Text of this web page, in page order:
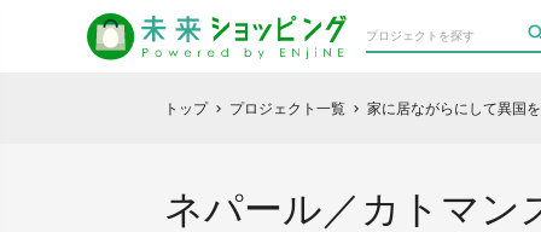
トップ chevron_right プロジェクト一覧 chevron_right 家に居ながらにして異国
ネパール／カトマン